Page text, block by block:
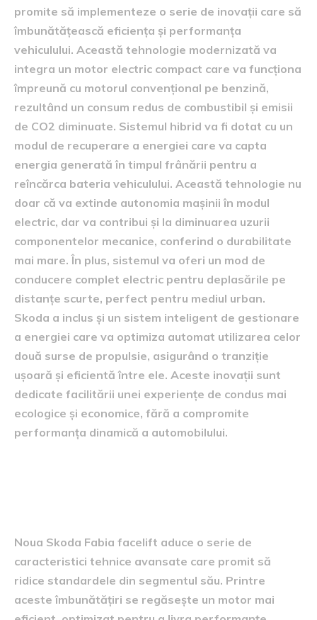
promite să implementeze o serie de inovații care să
îmbunătățească eficiența și performanța
vehiculului. Această tehnologie modernizată va
integra un motor electric compact care va funcționa
împreună cu motorul convențional pe benzină,
rezultând un consum redus de combustibil și emisii
de CO2 diminuate. Sistemul hibrid va fi dotat cu un
modul de recuperare a energiei care va capta
energia generată în timpul frânării pentru a
reîncărca bateria vehiculului. Această tehnologie nu
doar că va extinde autonomia mașinii în modul
electric, dar va contribui și la diminuarea uzurii
componentelor mecanice, conferind o durabilitate
mai mare. În plus, sistemul va oferi un mod de
conducere complet electric pentru deplasările pe
distanțe scurte, perfect pentru mediul urban.
Skoda a inclus și un sistem inteligent de gestionare
a energiei care va optimiza automat utilizarea celor
două surse de propulsie, asigurând o tranziție
ușoară și eficientă între ele. Aceste inovații sunt
dedicate facilitării unei experiențe de condus mai
ecologice și economice, fără a compromite
performanța dinamică a automobilului.
Noua Skoda Fabia facelift aduce o serie de
caracteristici tehnice avansate care promit să
ridice standardele din segmentul său. Printre
aceste îmbunătățiri se regăsește un motor mai